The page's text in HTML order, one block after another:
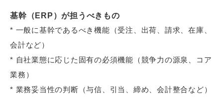
基幹（ERP）が担うべきもの
* 一般に基幹であるべき機能（受注、出荷、請求、在庫、
会計など）
* 自社業態に応じた固有の必須機能（競争力の源泉、コア
業務）
* 業務妥当性の判断（与信、引当、締め、会計整合など）